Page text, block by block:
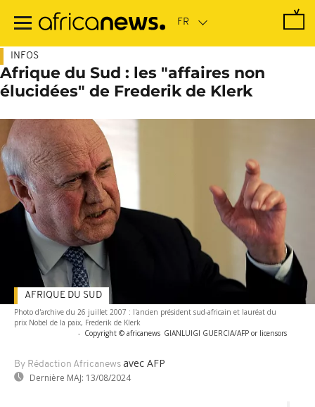
contenu
INFOS
Afrique du Sud : les "affaires non
élucidées" de Frederik de Klerk
Photo d'archive du 26 juillet 2007 : l'ancien président sud-africain et lauréat du
prix Nobel de la paix, Frederik de Klerk
- Copyright © africanews GIANLUIGI GUERCIA/AFP or licensors
By Rédaction Africanews avec AFP
Dernière MAJ: 13/08/2024
AFRIQUE DU SUD